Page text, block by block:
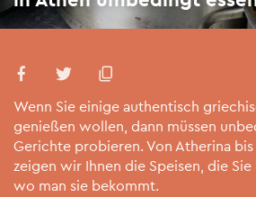
Wenn Sie einige authentisch
genießen wollen, dann müssen
Gerichte probieren. Von Atherina
zeigen wir Ihnen die Speisen, die
wo man sie bekommt.